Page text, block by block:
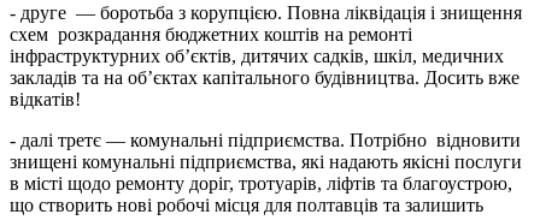
- друге — боротьба з корупцією. Повна ліквідація і знищення
схем розкрадання бюджетних коштів на ремонті
інфраструктурних об’єктів, дитячих садків, шкіл, медичних
закладів та на об’єктах капітального будівництва. Досить вже
відкатів!
- далі третє — комунальні підприємства. Потрібно відновити
знищені комунальні підприємства, які надають якісні послуги
в місті щодо ремонту доріг, тротуарів, ліфтів та благоустрою,
що створить нові робочі місця для полтавців та залишить